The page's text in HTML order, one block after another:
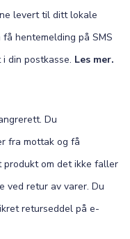
levert til ditt lokale
hentemelding på SMS
din postkasse. Les mer.
Du
fra mottak og få
om det ikke faller
ved retur av varer. Du
returseddel på e-